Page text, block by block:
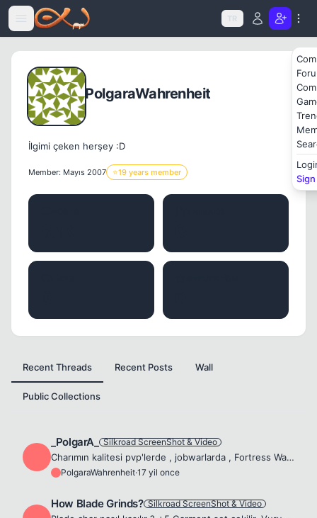
Icerige atla
TR
PolgaraWahrenheit
İlgimi çeken herşey :D
Member: Mayıs 2007 ⭐19 years member
Recent Threads Recent Posts Wall
Public Collections
_PolgarA_ Silkroad ScreenShot & Video
Charımın kalitesi pvp'lerde , jobwarlarda , Fortress War'da ve Guild War'da zaten teyit edilmişti. Zamanında charıma 150 TL diyenlere iyi cevap oldu derken işi biraz büyüttüm sanki... Artık Rev6'da c...
PolgaraWahrenheit·17 yil once
How Blade Grinds? Silkroad ScreenShot & Video